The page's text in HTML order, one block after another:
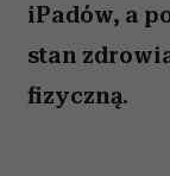
iPadów, a
stan
fizyczną.